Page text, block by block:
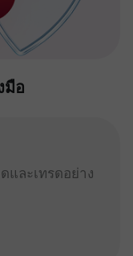
มือ
และเทรดอย่าง